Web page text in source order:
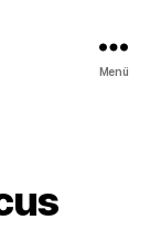
Menü